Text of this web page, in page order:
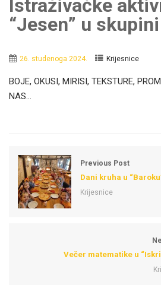
Istraživačke
“Jesen” u
26. studenoga 2024. Krijesnice
BOJE, OKUSI, MIRISI, TEKSTURE,
NAS…
Previous Post
Dani kruha u
Krijesnice
Večer matematike u